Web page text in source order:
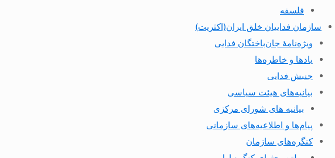
فلسفه
سازمان فداییان خلق ایران(اکثریت)
ویژه‌نامهٔ جان‌باختگان فدایی
یادها و خاطره‌ها
جنبش فدایی
بیانیه‌های هیئت سیاسی
بیانیه های شورای مرکزی
پیام‌ها و اطلاعیه‌های سازمانی
کنگره‌های سازمان